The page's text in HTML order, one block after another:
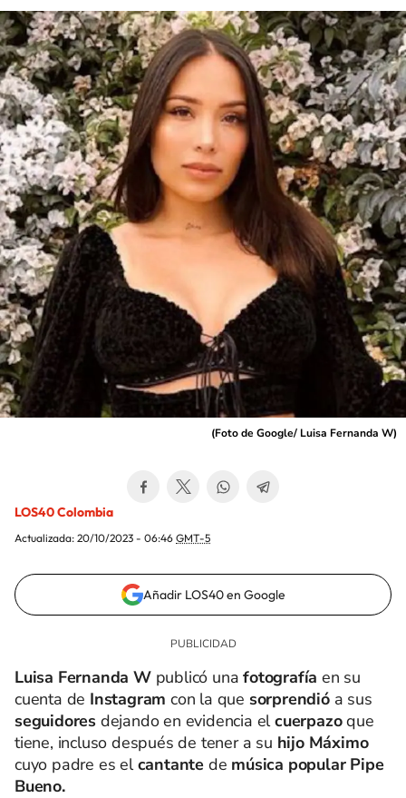
(Foto de Google/ Luisa Fernanda W)
LOS40 Colombia
Actualizada: 20/10/2023 - 06:46 GMT-5
Añadir LOS40 en Google
Luisa Fernanda Wpublicó unafotografía en su
cuenta de Instagram con la que sorprendióa sus
seguidores dejando en evidencia elcuerpazoque
tiene, incluso después de tener a su hijo Máximo
cuyo padre es elcantante de música popular Pipe
Bueno.